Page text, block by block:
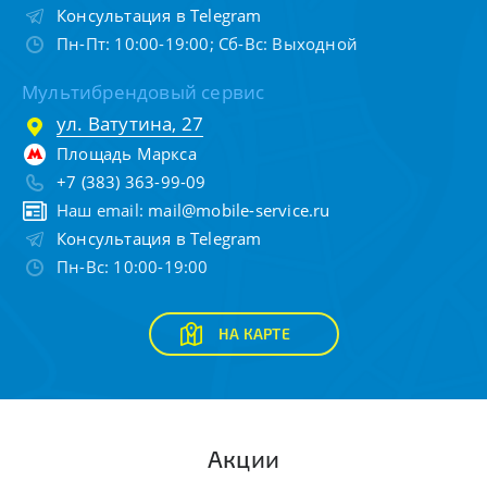
Консультация в Telegram
Пн-Пт: 10:00-19:00; Сб-Вс: Выходной
Мультибрендовый сервис
ул. Ватутина, 27
Площадь Маркса
+7 (383) 363-99-09
Наш email: mail@mobile-service.ru
Консультация в Telegram
Пн-Вс: 10:00-19:00
НА КАРТЕ
Акции